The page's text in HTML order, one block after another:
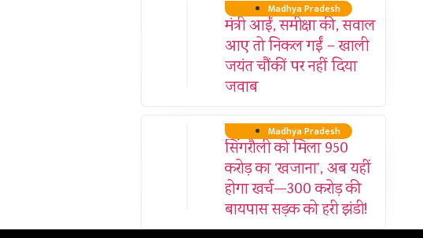
Madhya Pradesh
मंत्री आईं, समीक्षा की, सवाल
आए तो निकल गईं – खाली
जयंत चौंकीं पर नहीं दिया
जवाब
Madhya Pradesh
सिंगरौली को मिला 950
करोड़ का ‘खजाना’, अब यहीं
होगा खर्च—300 करोड़ की
बायपास सड़क को हरी झंडी!